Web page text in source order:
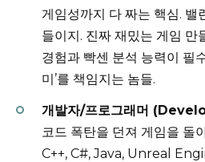
게임성까지 다 짜는 핵심. 밸
들이지. 진짜 재밌는 게임 만
경험과 빡센 분석 능력이 필
미’를 책임지는 놈들.
개발자/프로그래머
코드 폭탄을 던져 게임을 돌
C++, C#, Java, Unreal